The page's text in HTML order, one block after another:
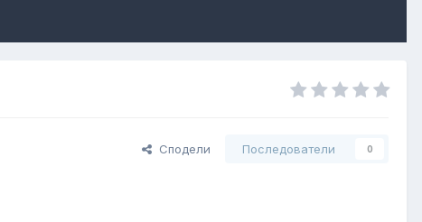
Сподели Последователи 0